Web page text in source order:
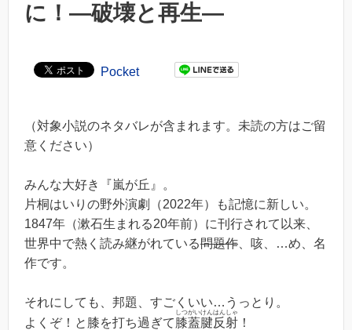
に！―破壊と再生―
Pocket
（対象小説のネタバレが含まれます。未読の方はご留
意ください）
みんな大好き『嵐が丘』。
片桐はいりの野外演劇（2022年）も記憶に新しい。
1847年（漱石生まれる20年前）に刊行されて以来、
世界中で熱く読み継がれている問題作 、咳、…め、名
作です。
それにしても、邦題、すごくいい…うっとり。
よくぞ！と膝を打ち過ぎて膝蓋腱反射
しつがいけんはんしゃ
！